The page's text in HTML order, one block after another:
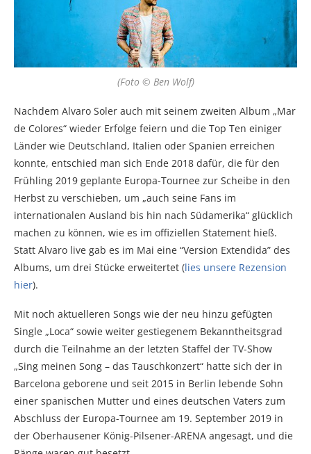
(Foto © Ben Wolf)
Nachdem Alvaro Soler auch mit seinem zweiten Album „Mar
de Colores“ wieder Erfolge feiern und die Top Ten einiger
Länder wie Deutschland, Italien oder Spanien erreichen
konnte, entschied man sich Ende 2018 dafür, die für den
Frühling 2019 geplante Europa-Tournee zur Scheibe in den
Herbst zu verschieben, um „auch seine Fans im
internationalen Ausland bis hin nach Südamerika“ glücklich
machen zu können, wie es im offiziellen Statement hieß.
Statt Alvaro live gab es im Mai eine “Version Extendida” des
Albums, um drei Stücke erweitertet (lies unsere Rezension
hier).
Mit noch aktuelleren Songs wie der neu hinzu gefügten
Single „Loca“ sowie weiter gestiegenem Bekanntheitsgrad
durch die Teilnahme an der letzten Staffel der TV-Show
„Sing meinen Song – das Tauschkonzert“ hatte sich der in
Barcelona geborene und seit 2015 in Berlin lebende Sohn
einer spanischen Mutter und eines deutschen Vaters zum
Abschluss der Europa-Tournee am 19. September 2019 in
der Oberhausener König-Pilsener-ARENA angesagt, und die